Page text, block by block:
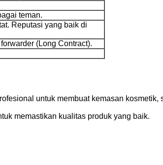
teman.
Reputasi yang baik di
(Long Contract).
untuk membuat kemasan
memastikan kualitas produk yang baik.